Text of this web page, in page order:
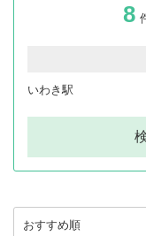
8
いわき駅